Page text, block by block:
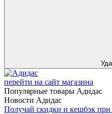
перейти на сайт магазина
Популярные товары Адидас
Новости Адидас
Получай скидки и кешбэк